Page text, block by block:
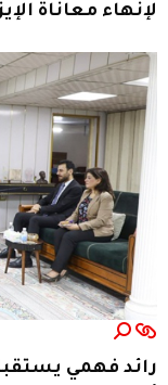
لإنهاء معاناة
رائد فهمي